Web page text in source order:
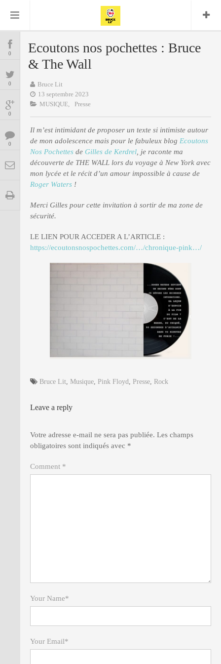
COMICS
MANGAS
BD
ENCYCLOPEGEEK
CINE-SERIES-ANIME
MUSIQUE
PRESSE
0
0
0
0
Ecoutons nos pochettes : Bruce
& The Wall
Bruce Lit
13 septembre 2023
MUSIQUE,
Presse
Il m’est intimidant de proposer un texte si intimiste autour
de mon adolescence mais pour le fabuleux blog Ecoutons
Nos Pochettes de Gilles de Kerdrel , je raconte ma
découverte de THE WALL lors du voyage à New York avec
mon lycée et le récit d’un amour impossible à cause de
Roger Waters !
Merci Gilles pour cette invitation à sortir de ma zone de
sécurité.
LE LIEN POUR ACCEDER A L’ARTICLE :
https://ecoutonsnospochettes.com/…/chronique-pink…/
Bruce Lit Musique Pink Floyd Presse Rock
Leave a reply
Votre adresse e-mail ne sera pas publiée. Les champs
obligatoires sont indiqués avec *
Comment *
Your Name*
Your Email*
Comics
Daredevil
Delcourt
Encyclopegeek Figure
Replay
Glénat Graphic Novel
Independants JB Vu Van
JP
Nguyen
Marvel Mattie boy Musique
Panini Presse
Présence Punisher Rock Semic
Special Guest Spidey Superman Teamup
Tornado Urban